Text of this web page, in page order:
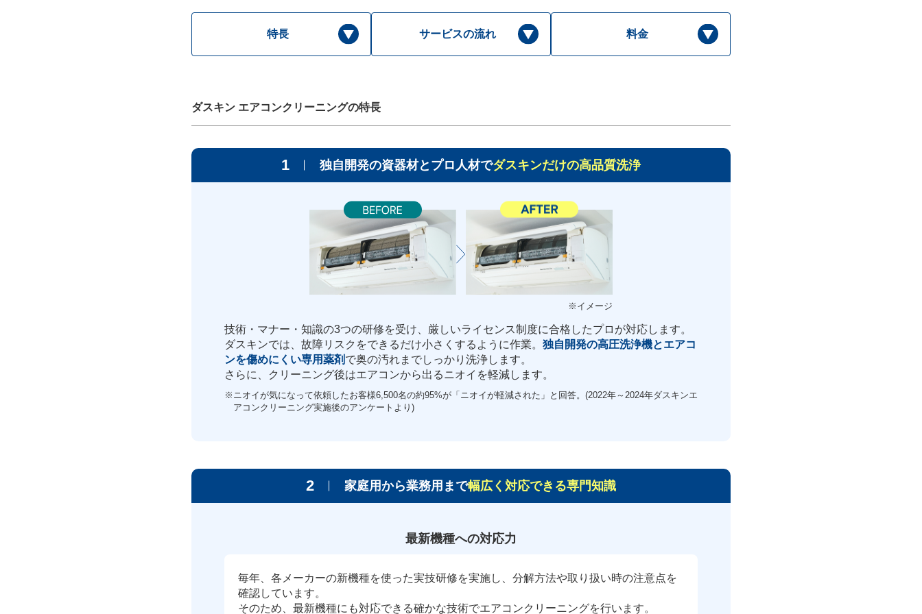
特長 サービスの流れ 料金
ダスキン エアコンクリーニングの特長
1 独自開発の資器材とプロ人材でダスキンだけの高品質洗浄
技術・マナー・知識の3つの研修を受け、厳しいライセンス制度に合格したプロが対応します。
ダスキンでは、故障リスクをできるだけ小さくするように作業。 独自開発の高圧洗浄機とエアコ
ンを傷めにくい専用薬剤 で奥の汚れまでしっかり洗浄します。
さらに、クリーニング後はエアコンから出るニオイを軽減します。
※ニオイが気になって依頼したお客様6,500名の約95%が「ニオイが軽減された」と回答。(2022年～2024年ダスキンエ
アコンクリーニング実施後のアンケートより)
2 家庭用から業務用まで幅広く対応できる専門知識
最新機種への対応力
毎年、各メーカーの新機種を使った実技研修を実施し、分解方法や取り扱い時の注意点を
確認しています。
そのため、最新機種にも対応できる確かな技術でエアコンクリーニングを行います。